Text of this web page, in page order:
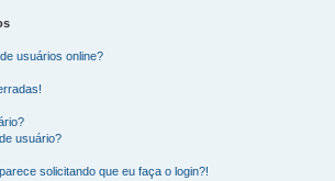
usuários online?
usuário?
solicitando que eu faça o login?!